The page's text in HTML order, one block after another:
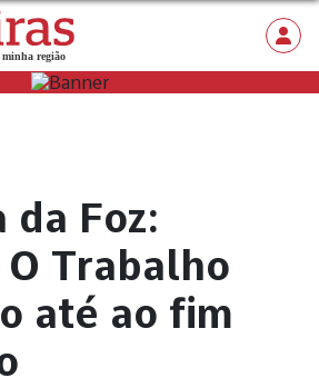
da Foz:
Trabalho
até ao fim